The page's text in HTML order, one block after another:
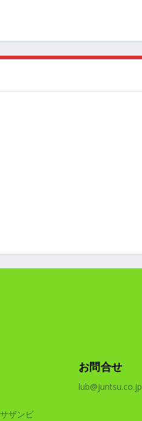
ザンビ
お問合せ
lub@juntsu.co.jp